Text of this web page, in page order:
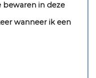
bewaren in deze
wanneer ik een